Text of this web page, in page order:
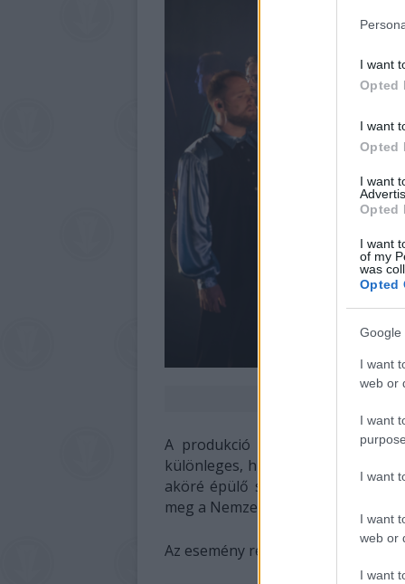
I want
Opted
I want
Opted
I want
Opted
I want
of my
was
Opted
Google
I want
web or
I want
I want
I want
web or
I want
A produkció tánc- és látványbéli
különleges, hiszen a Duna-menti
aköré épülő szokásrendszereket
meg a Nemzeti Táncszínház
Az esemény részletei